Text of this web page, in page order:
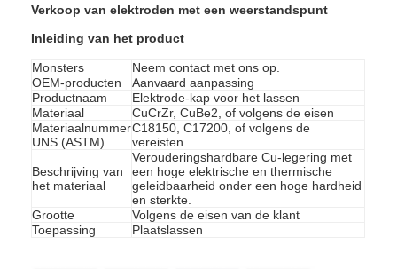
Verkoop van elektroden met een weerstandspunt
Inleiding van het product
Monsters
Neem contact met ons op.
OEM-producten
Aanvaard aanpassing
Productnaam
Elektrode-kap voor het lassen
Materiaal
CuCrZr, CuBe2, of volgens de eisen
Materiaalnummer
UNS (ASTM)
C18150, C17200, of volgens de
vereisten
Beschrijving van
het materiaal
Verouderingshardbare Cu-legering met
een hoge elektrische en thermische
geleidbaarheid onder een hoge hardheid
en sterkte.
Grootte
Volgens de eisen van de klant
Toepassing
Plaatslassen